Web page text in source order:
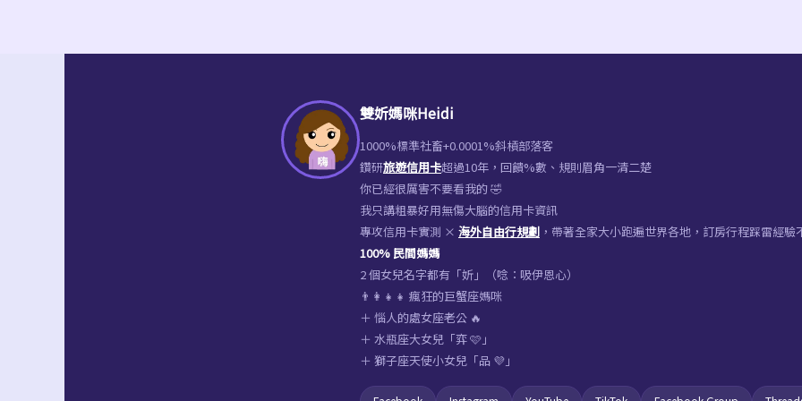
一
雙妡媽咪Heidi
1000%標準社畜+0.0001%斜槓部落客
鑽研旅遊信用卡超過10年，回饋%數、規則眉角一清二楚
你已經很厲害不要看我的 🤣
我只講粗暴好用無傷大腦的信用卡資訊
專攻信用卡實測 × 海外自由行規劃 ，帶著全家大小跑遍世界各地，訂房行程踩雷經驗
100% 民間媽媽
2 個女兒名字都有「妡」（唸：吸伊恩心）
👨‍👩‍👧‍👧 瘋狂的巨蟹座媽咪
＋ 惱人的處女座老公 🔥
＋ 水瓶座大女兒「弈 🩷」
＋ 獅子座天使小女兒「品 💜」